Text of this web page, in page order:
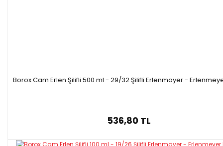
Borox Cam Erlen Şilifli 500 ml - 29/32 Şilifli Erlenmayer -
536,80 TL